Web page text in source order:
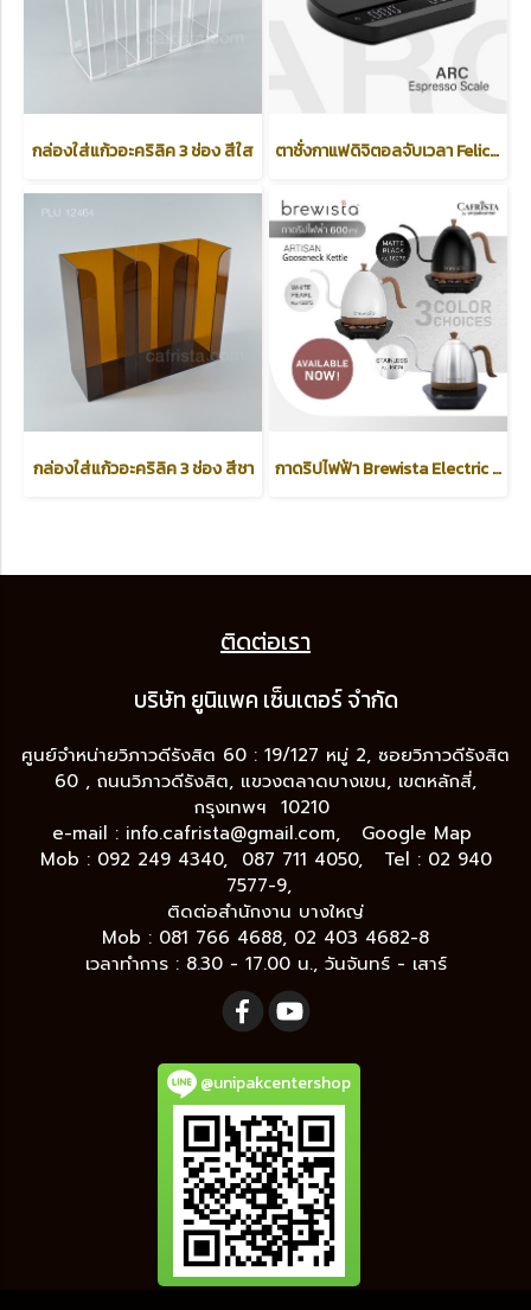
กล่องใส่แก้วอะคริลิค 3 ช่อง สีใส ตาชั่งกาแฟดิจิตอลจับเวลา Felicita รุ่น ARC /Espresso Scale/ Black
กล่องใส่แก้วอะคริลิค 3 ช่อง สีชา กาดริปไฟฟ้า Brewista Electric Artisan Gooseneck Kettle 600 ml
ติดต่อเรา
บริษัท ยูนิแพค เซ็นเตอร์ จำกัด
ศูนย์จำหน่ายวิภาวดีรังสิต 60 : 19/127 หมู่ 2, ซอยวิภาวดีรังสิต
60 , ถนนวิภาวดีรังสิต, แขวงตลาดบางเขน, เขตหลักสี่,
กรุงเทพฯ 10210
e-mail : info.cafrista@gmail.com,
Google Map
Mob : 092 249 4340, 087 711 4050, Tel : 02 940
7577-9,
ติดต่อสำนักงาน บางใหญ่
Mob : 081 766 4688, 02 403 4682-8
เวลาทำการ : 8.30 - 17.00 น., วันจันทร์ - เสาร์
@unipakcentershop